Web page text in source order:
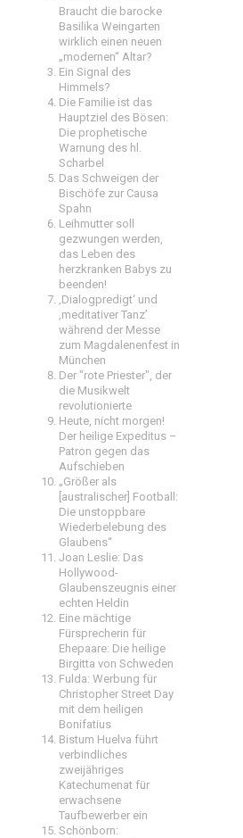
Braucht die barocke
Basilika Weingarten
wirklich einen neuen
„modernen“ Altar?
Ein Signal des
Himmels?
Die Familie ist das
Hauptziel des Bösen:
Die prophetische
Warnung des hl.
Scharbel
Das Schweigen der
Bischöfe zur Causa
Spahn
Leihmutter soll
gezwungen werden,
das Leben des
herzkranken Babys zu
beenden!
‚Dialogpredigt‘ und
‚meditativer Tanz’
während der Messe
zum Magdalenenfest in
München
Der "rote Priester", der
die Musikwelt
revolutionierte
Heute, nicht morgen!
Der heilige Expeditus –
Patron gegen das
Aufschieben
„Größer als
[australischer] Football:
Die unstoppbare
Wiederbelebung des
Glaubens“
Joan Leslie: Das
Hollywood-
Glaubenszeugnis einer
echten Heldin
Eine mächtige
Fürsprecherin für
Ehepaare: Die heilige
Birgitta von Schweden
Fulda: Werbung für
Christopher Street Day
mit dem heiligen
Bonifatius
Bistum Huelva führt
verbindliches
zweijähriges
Katechumenat für
erwachsene
Taufbewerber ein
Schönborn: